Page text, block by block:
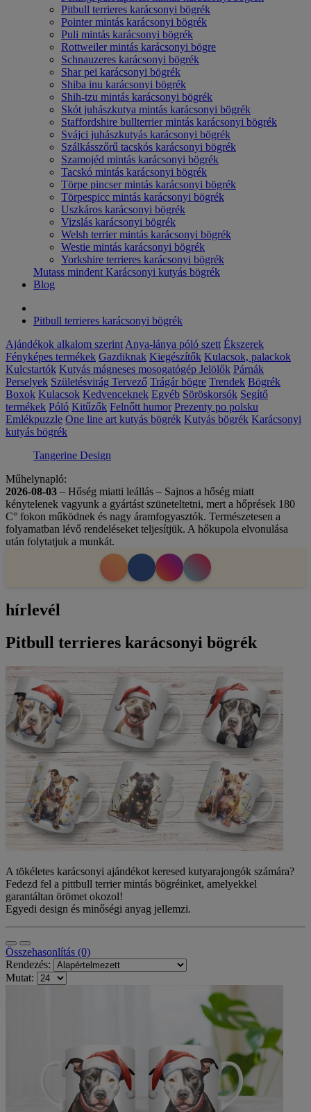
Pitbull terrieres karácsonyi bögrék
Pointer mintás karácsonyi bögrék
Puli mintás karácsonyi bögrék
Rottweiler mintás karácsonyi bögre
Schnauzeres karácsonyi bögrék
Shar pei karácsonyi bögrék
Shiba inu karácsonyi bögrék
Shih-tzu mintás karácsonyi bögrék
Skót juhászkutya mintás karácsonyi bögrék
Staffordshire bullterrier mintás karácsonyi bögrék
Svájci juhászkutyás karácsonyi bögrék
Szálkásszőrű tacskós karácsonyi bögrék
Szamojéd mintás karácsonyi bögrék
Tacskó mintás karácsonyi bögrék
Törpe pincser mintás karácsonyi bögrék
Törpespicc mintás karácsonyi bögrék
Uszkáros karácsonyi bögrék
Vizslás karácsonyi bögrék
Welsh terrier mintás karácsonyi bögrék
Westie mintás karácsonyi bögrék
Yorkshire terrieres karácsonyi bögrék
Mutass mindent Karácsonyi kutyás bögrék
Blog
Pitbull terrieres karácsonyi bögrék
Ajándékok alkalom szerint Anya-lánya póló szett Ékszerek
Fényképes termékek Gazdiknak Kiegészítők Kulacsok, palackok
Kulcstartók Kutyás mágneses mosogatógép Jelölők Párnák
Perselyek Születésvirág Tervező Trágár bögre Trendek Bögrék
Boxok Kulacsok Kedvenceknek Egyéb Söröskorsók Segítő
termékek Póló Kitűzők Felnőtt humor Prezenty po polsku
Emlékpuzzle One line art kutyás bögrék Kutyás bögrék Karácsonyi
kutyás bögrék
Tangerine Design
Műhelynapló:
2026-08-03 – Hőség miatti leállás – Sajnos a hőség miatt
kénytelenek vagyunk a gyártást szüneteltetni, mert a hőprések 180
C° fokon működnek és nagy áramfogyasztók. Természetesen a
folyamatban lévő rendeléseket teljesítjük. A hőkupola elvonulása
után folytatjuk a munkát.
hírlevél
Pitbull terrieres karácsonyi bögrék
A tökéletes karácsonyi ajándékot keresed kutyarajongók számára?
Fedezd fel a pittbull terrier mintás bögréinket, amelyekkel
garantáltan örömet okozol!
Egyedi design és minőségi anyag jellemzi.
Összehasonlítás (0)
Rendezés:
Mutat: